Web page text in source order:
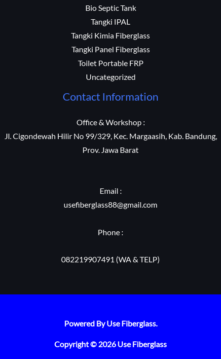
Bio Septic Tank
Tangki IPAL
Tangki Kimia Fiberglass
Tangki Panel Fiberglass
Toilet Portable FRP
Uncategorized
Contact Information
Office & Workshop :
Jl. Cigondewah Hilir No 99/329, Kec. Margaasih, Kab. Bandung,
Prov. Jawa Barat
Email :
usefiberglass88@gmail.com
Phone :
082219907491 (WA & TELP)
Powered By Use Fiberglass.
Copyright © 2026 Use Fiberglass